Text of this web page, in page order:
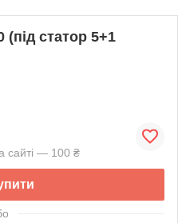
(під статор 5+1
сайті — 100 ₴